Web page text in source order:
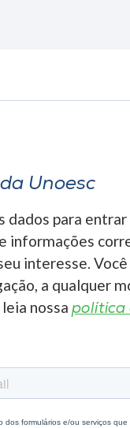
Unoesc
dados para
informações
interesse.
a qualquer
nossa política